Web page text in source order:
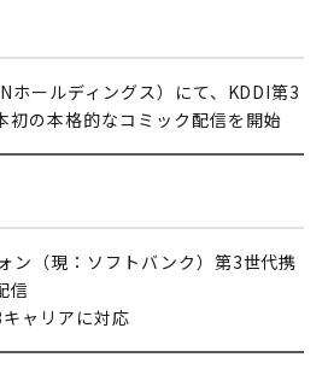
ホールディングス）にて、KDDI第3
初の本格的なコミック配信を開始
ン（現：ソフトバンク）第3世代携
信
ャリアに対応